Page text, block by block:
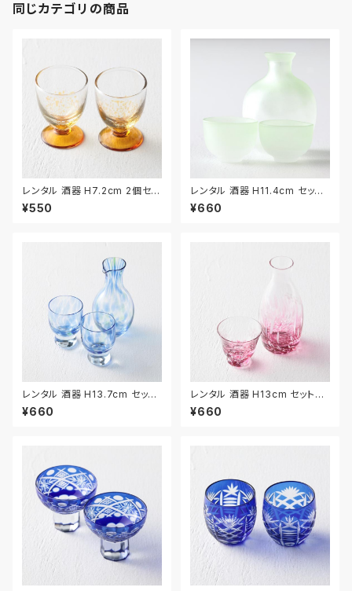
同じカテゴリの商品
レンタル 酒器 H7.2cm 2個セッ
ト｜SHU037
¥550
レンタル 酒器 H11.4cm セット
｜SHU029
¥660
レンタル 酒器 H13.7cm セット
｜SHU030
¥660
レンタル 酒器 H13cm セット｜
SHU031
¥660